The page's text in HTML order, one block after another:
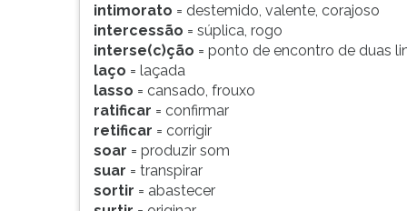
intimorato = destemido, valente, corajoso
intercessão = súplica, rogo
interse(c)ção = ponto de encontro de duas
laço = laçada
lasso = cansado, frouxo
ratificar = confirmar
retificar = corrigir
soar = produzir som
suar = transpirar
sortir = abastecer